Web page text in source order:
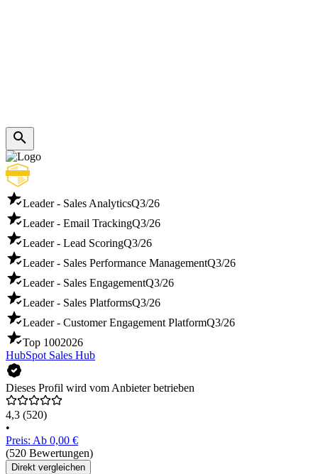
Leader - Sales AnalyticsQ3/26
Leader - Email TrackingQ3/26
Leader - Lead ScoringQ3/26
Leader - Sales Performance ManagementQ3/26
Leader - Sales EngagementQ3/26
Leader - Sales PlatformsQ3/26
Leader - Customer Engagement PlatformQ3/26
Top 1002026
HubSpot Sales Hub
Dieses Profil wird vom Anbieter betrieben
4,3 (520)
•
Preis: Ab 0,00 €
(520 Bewertungen)
Direkt vergleichen